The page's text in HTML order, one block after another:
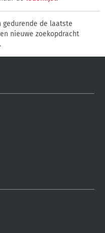
gedurende de laatste
nieuwe zoekopdracht